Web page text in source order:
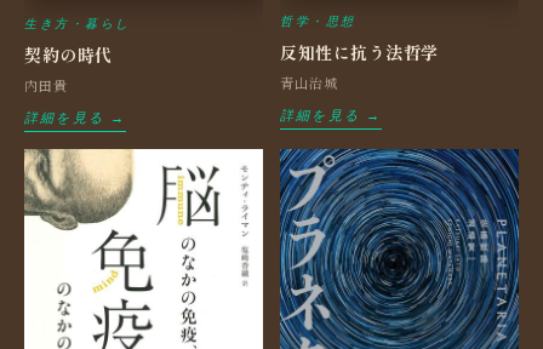
生き方・暮らし
契約の時代
内田貴
詳細を見る →
哲学・思想
反知性に抗う法哲学
青山治城
詳細を見る →